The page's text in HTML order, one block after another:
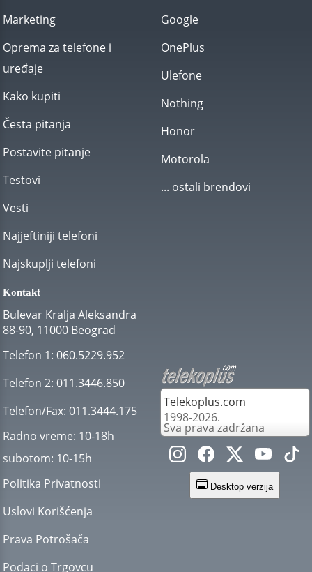
Marketing
Oprema za telefone i
uređaje
Kako kupiti
Česta pitanja
Postavite pitanje
Testovi
Vesti
Najjeftiniji telefoni
Najskuplji telefoni
Google
OnePlus
Ulefone
Nothing
Honor
Motorola
... ostali brendovi
Kontakt
Bulevar Kralja Aleksandra
88-90, 11000 Beograd
Telefon 1: 060.5229.952
Telefon 2: 011.3446.850
Telefon/Fax: 011.3444.175
Radno vreme: 10-18h
subotom: 10-15h
Politika Privatnosti
Uslovi Korišćenja
Prava Potrošača
Podaci o Trgovcu
Telekoplus.com
1998-2026.
Sva prava zadržana
Desktop verzija